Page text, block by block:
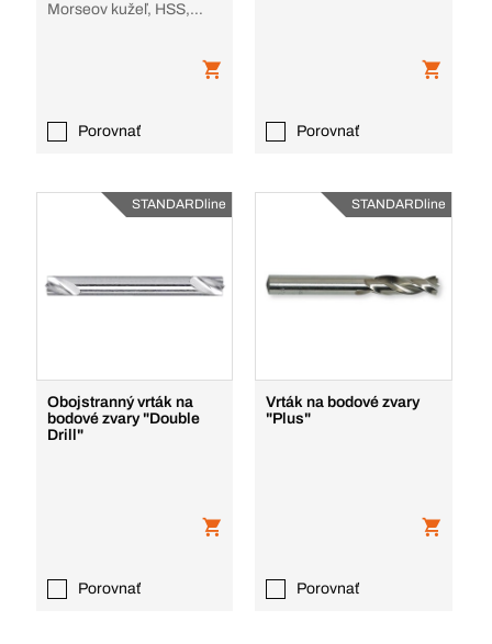
Morseov kužeľ, HSS,
Porovnať Porovnať
STANDARDline
Obojstranný vrták na
bodové zvary "Double
Drill"
Porovnať
STANDARDline
Vrták na bodové zvary
"Plus"
Porovnať